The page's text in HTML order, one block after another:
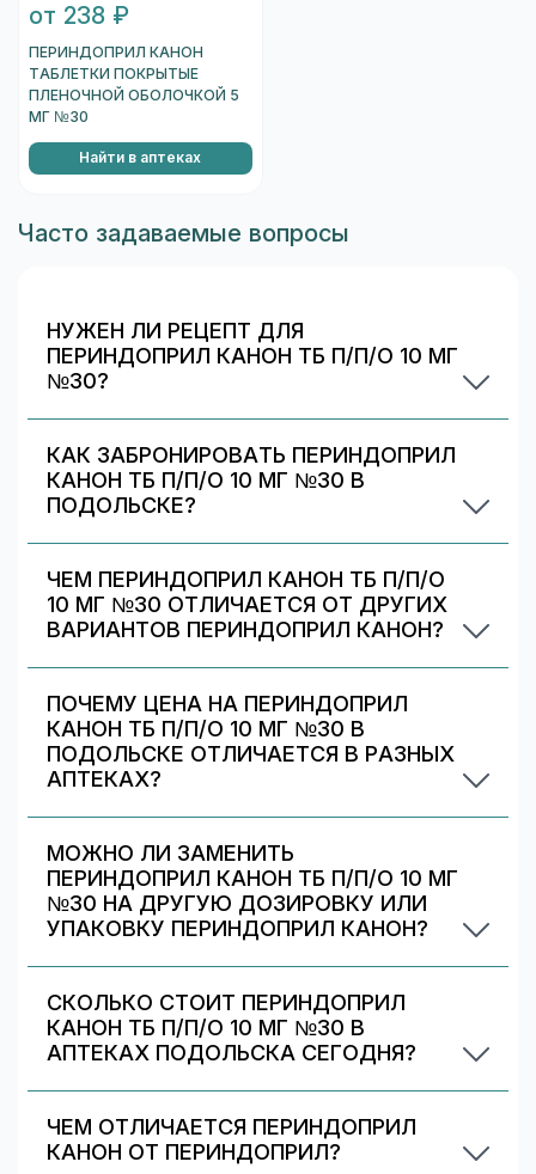
от 238 ₽
ПЕРИНДОПРИЛ КАНОН
ТАБЛЕТКИ ПОКРЫТЫЕ
ПЛЕНОЧНОЙ ОБОЛОЧКОЙ 5
МГ №30
Найти в аптеках
Часто задаваемые вопросы
НУЖЕН ЛИ РЕЦЕПТ ДЛЯ
ПЕРИНДОПРИЛ КАНОН ТБ П/П/О 10 МГ
№30?
Уточняйте правила у выбранной аптеки.
КАК ЗАБРОНИРОВАТЬ ПЕРИНДОПРИЛ
КАНОН ТБ П/П/О 10 МГ №30 В
ПОДОЛЬСКЕ?
(если доступно). После оформления получите
номер заказа и выкупите препарат в аптеке.
ЧЕМ ПЕРИНДОПРИЛ КАНОН ТБ П/П/О
10 МГ №30 ОТЛИЧАЕТСЯ ОТ ДРУГИХ
ВАРИАНТОВ ПЕРИНДОПРИЛ КАНОН?
блоке «Формы выпуска» можно сравнить цены
и наличие по другим вариантам.
ПОЧЕМУ ЦЕНА НА ПЕРИНДОПРИЛ
КАНОН ТБ П/П/О 10 МГ №30 В
ПОДОЛЬСКЕ ОТЛИЧАЕТСЯ В РАЗНЫХ
АПТЕКАХ?
разных аптек в Подольске — выбирайте самое
выгодное и удобное по адресу/времени
работы.
МОЖНО ЛИ ЗАМЕНИТЬ
ПЕРИНДОПРИЛ КАНОН ТБ П/П/О 10 МГ
№30 НА ДРУГУЮ ДОЗИРОВКУ ИЛИ
УПАКОВКУ ПЕРИНДОПРИЛ КАНОН?
список альтернативных дозировок/упаковок
— сравните наличие и цену. Подбор дозировки
должен выполняться врачом.
СКОЛЬКО СТОИТ ПЕРИНДОПРИЛ
КАНОН ТБ П/П/О 10 МГ №30 В
АПТЕКАХ ПОДОЛЬСКА СЕГОДНЯ?
аптеках Подольска — 328 ₽, максимальная —
471 ₽. Стоимость устанавливает каждая
ЧЕМ ОТЛИЧАЕТСЯ ПЕРИНДОПРИЛ
КАНОН ОТ ПЕРИНДОПРИЛ?